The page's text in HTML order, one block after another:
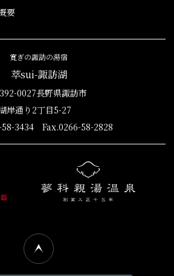
要
寛ぎの諏訪の湯宿
萃sui-諏訪湖
0027長野県諏訪市
岸通り2丁目5-27
3434 Fax.0266-58-2828